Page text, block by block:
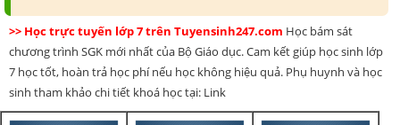
>> Học trực tuyến lớp 7 trên Tuyensinh247.com Học bám sát
chương trình SGK mới nhất của Bộ Giáo dục. Cam kết giúp học sinh lớp
7 học tốt, hoàn trả học phí nếu học không hiệu quả. Phụ huynh và học
sinh tham khảo chi tiết khoá học tại: Link